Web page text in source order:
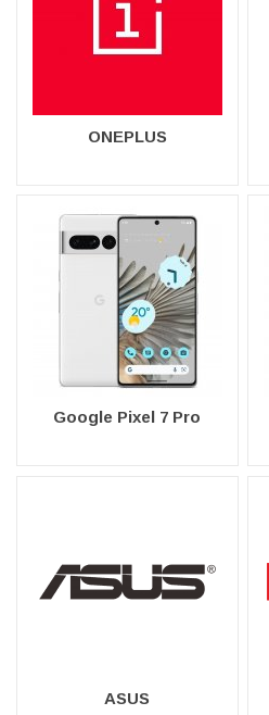
ONEPLUS
Google Pixel 7 Pro
ASUS